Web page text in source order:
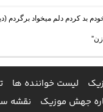
بد کردم دلم میخواد برگردم
لیست خواننده ها
جهش موزیک
نقشه